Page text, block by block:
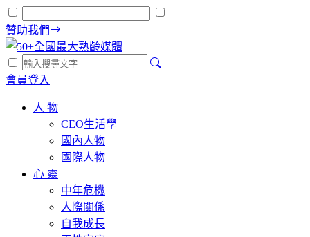
贊助我們
會員登入
人 物
CEO生活學
國內人物
國際人物
心 靈
中年危機
人際關係
自我成長